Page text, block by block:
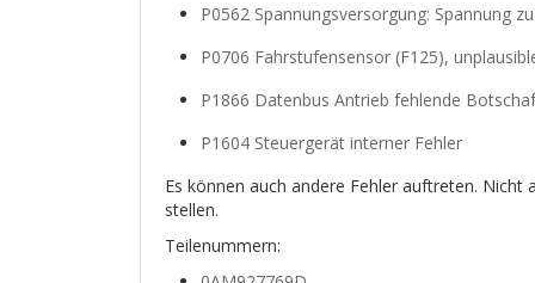
P0562 Spannungsversorgung: Spannung
P0706 Fahrstufensensor (F125),
P1866 Datenbus Antrieb fehlende
P1604 Steuergerät interner Fehler
Es können auch andere Fehler auftreten.
stellen.
Teilenummern: